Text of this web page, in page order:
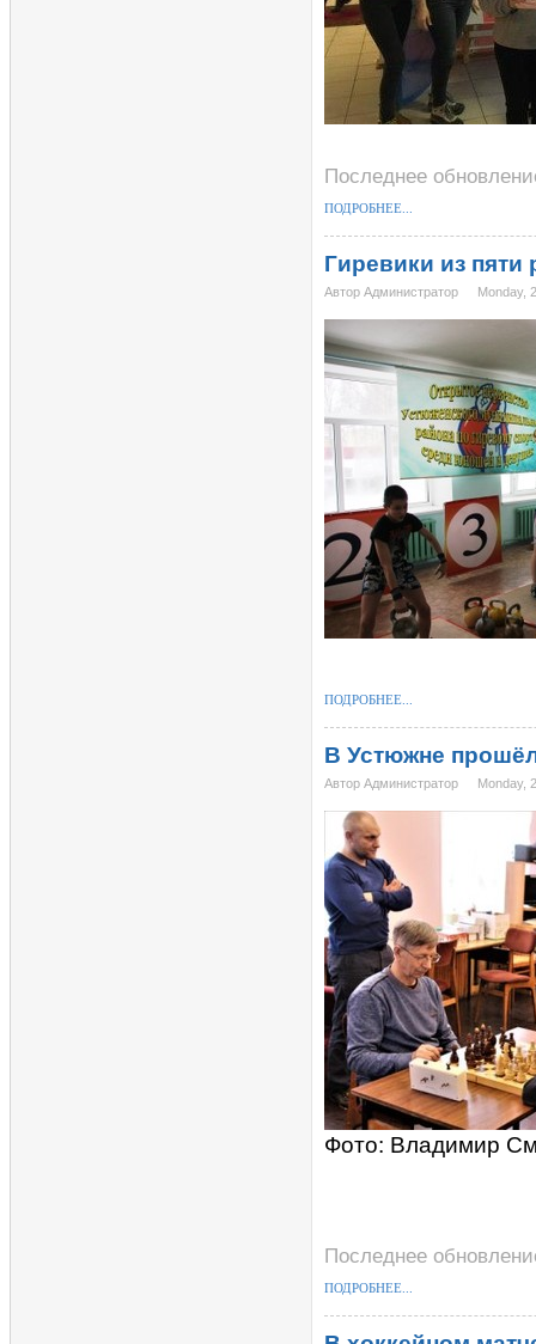
Последнее
ПОДРОБНЕЕ...
Гиревики из
Автор Администратор Monday,
ПОДРОБНЕЕ...
В Устюжне
Автор Администратор Monday,
Фото: Владимир
Последнее
ПОДРОБНЕЕ...